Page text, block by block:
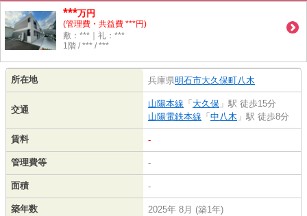
***万円
(管理費・共益費 ***円)
敷：***｜礼：***
1階 / *** / ***
所在地 兵庫県明石市大久保町八木
交通
山陽本線 「 大久保 」駅 徒歩15分
山陽電鉄本線 「 中八木 」駅 徒歩8分
賃料 -
管理費等 -
面積 -
築年数 2025年 8月 (築1年)